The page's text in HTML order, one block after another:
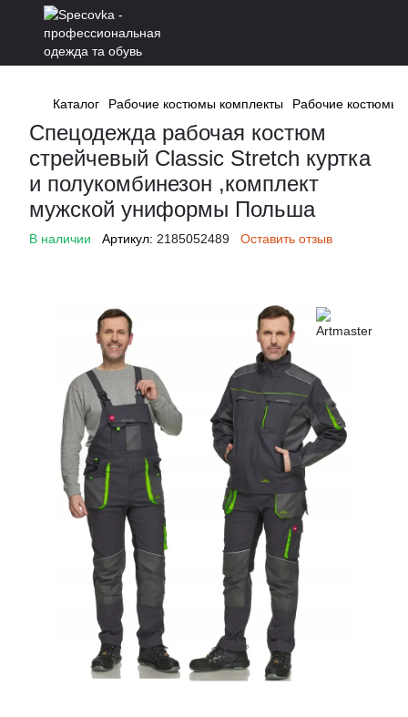
Каталог Рабочие костюмы комплекты Рабочие костюмы
Спецодежда рабочая костюм
стрейчевый Classic Stretch куртка
и полукомбинезон ,комплект
мужской униформы Польша
В наличии Артикул: 2185052489 Оставить отзыв